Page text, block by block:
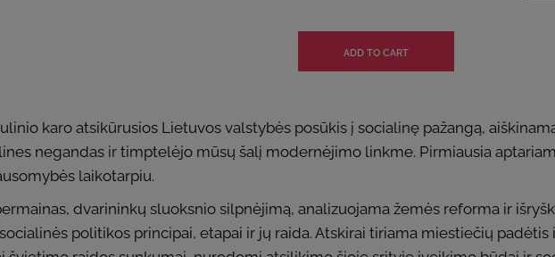
karo atsikūrusios Lietuvos valstybės posūkis į socialinę pažangą,
negandas ir timptelėjo mūsų šalį modernėjimo linkme. Pirmiausia
laikotarpiu.
dvarininkų sluoksnio silpnėjimą, analizuojama žemės reforma ir
politikos principai, etapai ir jų raida. Atskirai tiriama miestiečių